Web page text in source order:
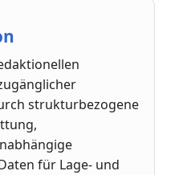
strukturbezogene
für Lage- und